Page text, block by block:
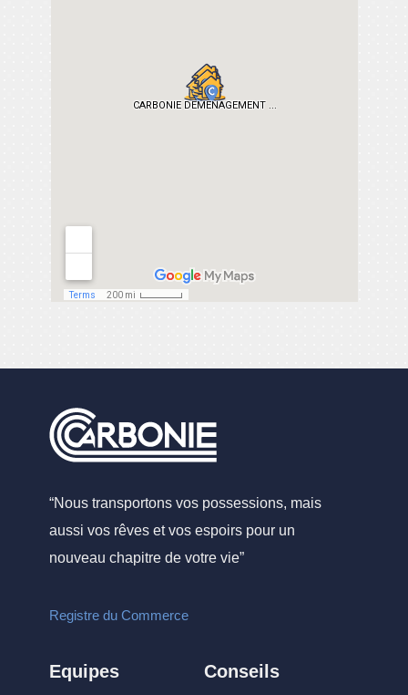
“Nous transportons vos possessions, mais
aussi vos rêves et vos espoirs pour un
nouveau chapitre de votre vie”
Registre du Commerce
Equipes Conseils